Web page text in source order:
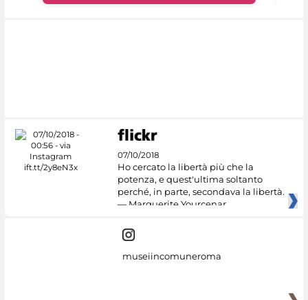
07/10/2018
Ho cercato la libertà più che la
potenza, e quest'ultima soltanto
perché, in parte, secondava la libertà.
— Marguerite Yourcenar
museiincomuneroma